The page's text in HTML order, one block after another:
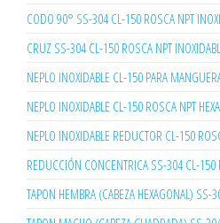
CODO 90° SS-304 CL-150 ROSCA NPT
CRUZ SS-304 CL-150 ROSCA NPT
NEPLO INOXIDABLE CL-150 PARA
NEPLO INOXIDABLE CL-150 ROSCA NPT
NEPLO INOXIDABLE REDUCTOR CL-150
REDUCCIÓN CONCENTRICA SS-304 CL-150
TAPON HEMBRA (CABEZA HEXAGONAL) SS-